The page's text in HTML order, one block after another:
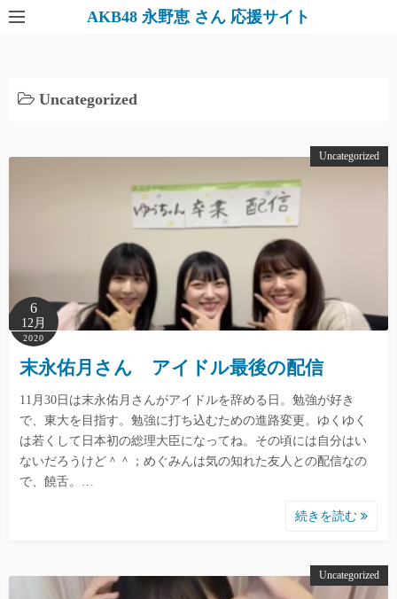
AKB48 永野恵 さん 応援サイト
Uncategorized
Uncategorized
6
12月
2020
末永佑月さん アイドル最後の配信
11月30日は末永佑月さんがアイドルを辞める日。勉強が好き
で、東大を目指す。勉強に打ち込むための進路変更。ゆくゆく
は若くして日本初の総理大臣になってね。その頃には自分はい
ないだろうけど＾＾；めぐみんは気の知れた友人との配信なの
で、饒舌。…
続きを読む
Uncategorized